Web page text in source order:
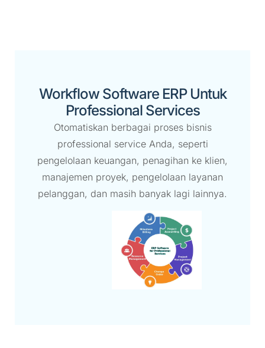
Workflow Software ERP Untuk
Professional Services
Otomatiskan berbagai proses bisnis
professional service Anda, seperti
pengelolaan keuangan, penagihan ke klien,
manajemen proyek, pengelolaan layanan
pelanggan, dan masih banyak lagi lainnya.